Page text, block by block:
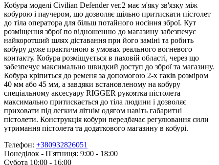
Кобура моделі Civilian Defender ver.2 має м'яку зв'язку між
кобурою і паучером, що дозволяє щільно притискати пістолет
до тіла оператора для більш потайного носіння зброї. Кут
розміщення зброї по відношенню до магазину забезпечує
найкоротший шлях діставання при його заміні та робить
кобуру дуже практичною в умовах реального вогневого
контакту. Кобура розміщується в паховій області, через що
забезпечує максимально швидкий доступ до зброї та магазину.
Кобура кріпиться до ременя за допомогою 2-х гаків розміром
40 мм або 45 мм, а завдяки встановленому на кобуру
спеціальному аксесуару RIGGER рукоятка пістолета
максимально притискається до тіла людини і дозволяє
приховати під легким літнім одягом навіть габаритні
пістолети. Конструкція кобури передбачає регулювання сили
утримання пістолета та додаткового магазину в кобурі.
Телефон: +380932826051
Понеділок - П'ятниця: 9:00 - 18:00
Субота 10:00 - 16:00